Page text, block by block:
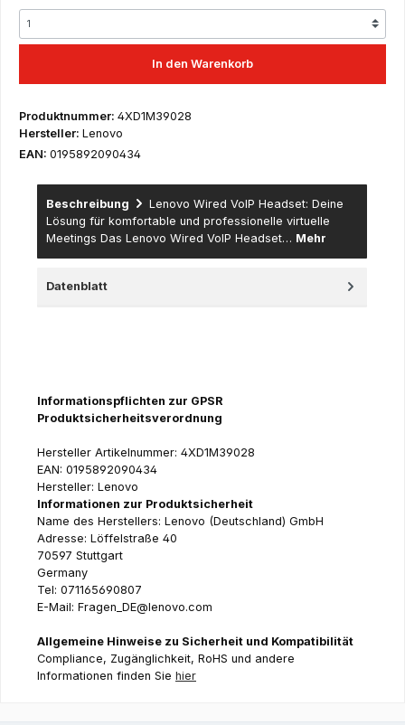
In den Warenkorb
Produktnummer: 4XD1M39028
Hersteller: Lenovo
EAN: 0195892090434
Beschreibung
Lenovo Wired VoIP Headset: Deine
Lösung für komfortable und professionelle virtuelle
Meetings Das Lenovo Wired VoIP Headset… Mehr
Datenblatt
Informationspflichten zur GPSR
Produktsicherheitsverordnung
Hersteller Artikelnummer: 4XD1M39028
EAN: 0195892090434
Hersteller: Lenovo
Informationen zur Produktsicherheit
Name des Herstellers: Lenovo (Deutschland) GmbH
Adresse: Löffelstraße 40
70597 Stuttgart
Germany
Tel: 071165690807
E-Mail: Fragen_DE@lenovo.com
Allgemeine Hinweise zu Sicherheit und Kompatibilität
Compliance, Zugänglichkeit, RoHS und andere
Informationen finden Sie hier